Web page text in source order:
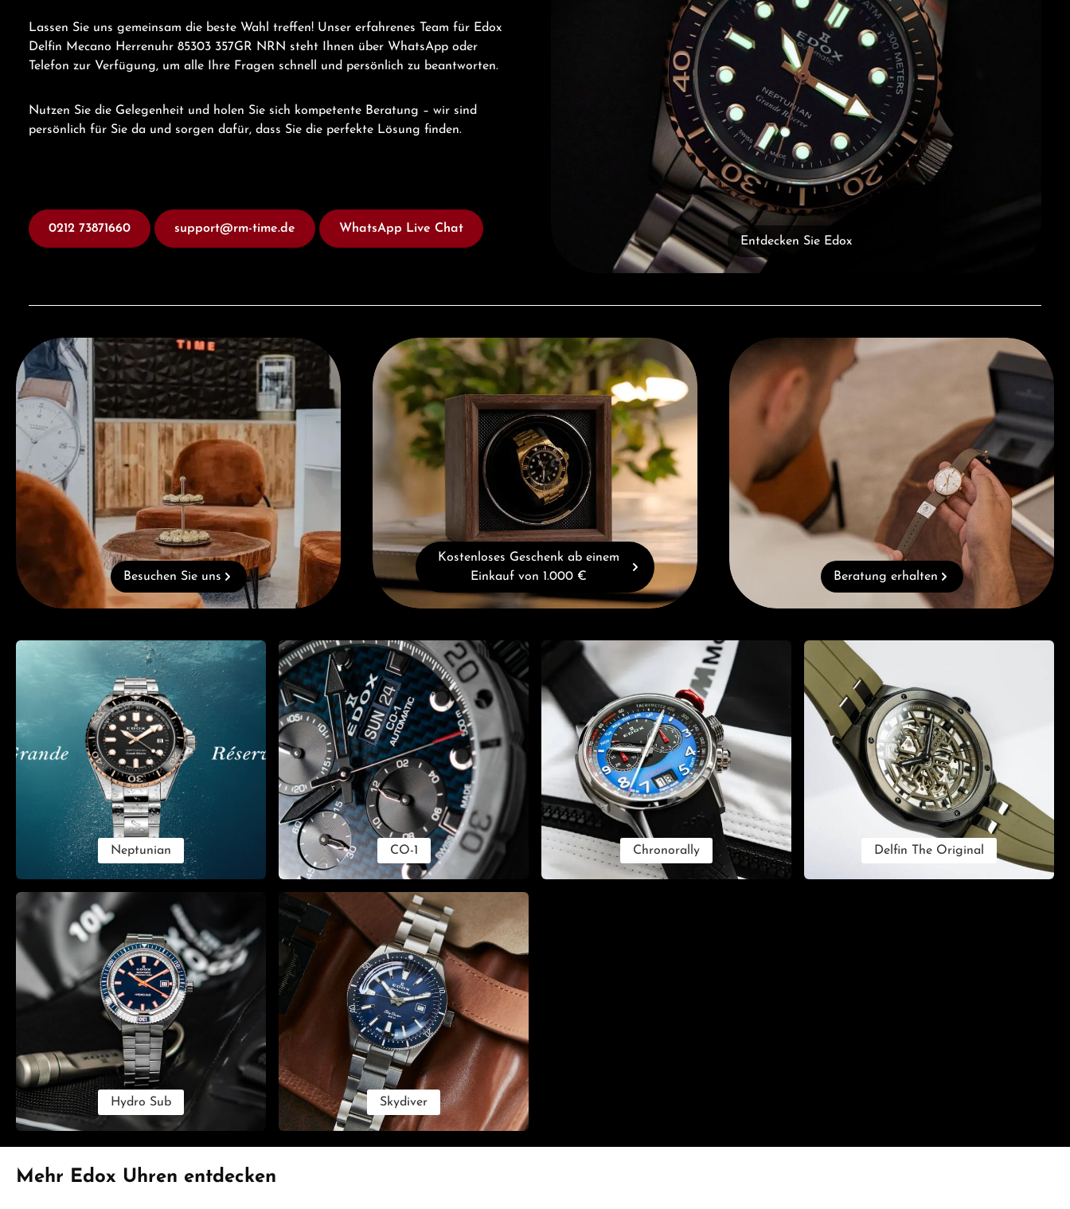
Lassen Sie uns gemeinsam die beste Wahl treffen! Unser erfahrenes Team für Edox
Delfin Mecano Herrenuhr 85303 357GR NRN steht Ihnen über WhatsApp oder
Telefon zur Verfügung, um alle Ihre Fragen schnell und persönlich zu beantworten.
Nutzen Sie die Gelegenheit und holen Sie sich kompetente Beratung – wir sind
persönlich für Sie da und sorgen dafür, dass Sie die perfekte Lösung finden.
0212 73871660 support@rm-time.de WhatsApp Live Chat
Entdecken Sie Edox
Besuchen Sie uns
Besuchen Sie uns
Kostenloses Geschenk ab einem Einkauf von 1.000 €
Kostenloses Geschenk ab einem
Einkauf von 1.000 €
Beratung erhalten
Beratung erhalten
Kategoriegalerie überspringen
Neptunian CO-1 Chronorally Delfin The Original
Hydro Sub Skydiver
Produktgalerie überspringen
Mehr Edox Uhren entdecken